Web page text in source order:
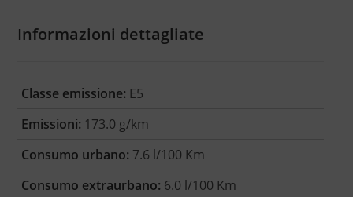
Informazioni dettagliate
Classe emissione: E5
Emissioni: 173.0 g/km
Consumo urbano: 7.6 l/100 Km
Consumo extraurbano: 6.0 l/100 Km